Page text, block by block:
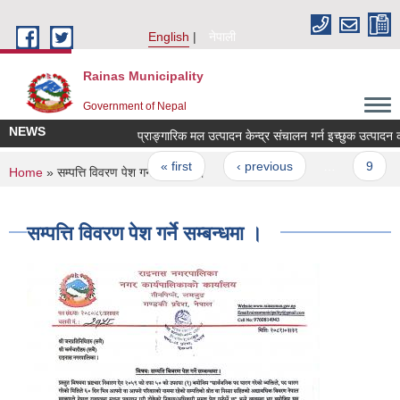
English
नेपाली
Rainas Municipality
Government of Nepal
NEWS
Pages
« first ‹ previous
You are here
Home » सम्पत्ति विवरण पेश गर्ने सम्बन्धमा ।
सम्पत्ति विवरण पेश गर्ने सम्बन्धमा ।